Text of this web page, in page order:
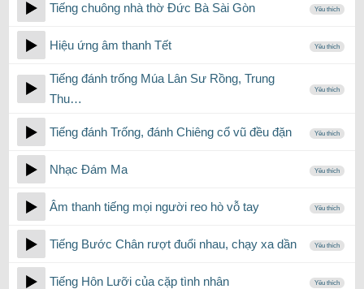
Tiếng chuông nhà thờ Đức Bà Sài Gòn Yêu thích
Hiệu ứng âm thanh Tết Yêu thích
Tiếng đánh trống Múa Lân Sư Rồng, Trung
Thu…
Yêu thích
Tiếng đánh Trống, đánh Chiêng cổ vũ đều đặn Yêu thích
Nhạc Đám Ma Yêu thích
Âm thanh tiếng mọi người reo hò vỗ tay Yêu thích
Tiếng Bước Chân rượt đuổi nhau, chạy xa dần Yêu thích
Tiếng Hôn Lưỡi của cặp tình nhân Yêu thích